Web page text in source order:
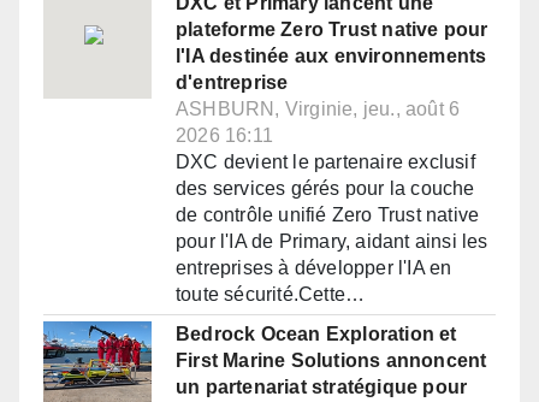
plateforme Zero Trust native pour
l'IA destinée aux environnements
d'entreprise
ASHBURN, Virginie, jeu., août 6
2026 16:11
DXC devient le partenaire exclusif
des services gérés pour la couche
de contrôle unifié Zero Trust native
pour l'IA de Primary, aidant ainsi les
entreprises à développer l'IA en
toute sécurité.Cette…
Bedrock Ocean Exploration et
First Marine Solutions annoncent
un partenariat stratégique pour